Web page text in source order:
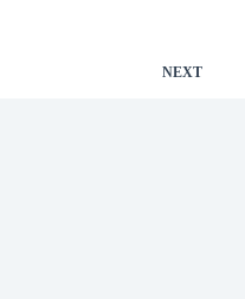
NEXT